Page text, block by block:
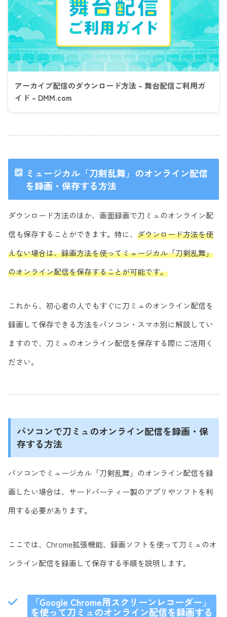
アーカイブ配信のダウンロード方法 – 舞台配信ご利用ガ
イド – DMM.com
ミュージカル「刀剣乱舞」のオンライン配信
を録画・保存する方法
ダウンロード方法のほか、画面録画で刀ミュのオンライン配
信も保存することができます。特に、 ダウンロード方法を使
えない場合は、録画方法を使ってミュージカル「刀剣乱舞」
のオンライン配信を保存することが可能です。
これから、初心者の人でもすぐに刀ミュのオンライン配信を
録画して保存できる方法をパソコン・スマホ別に解説してい
ますので、刀ミュのオンライン配信を保存する際にご活用く
ださい。
パソコンで刀ミュのオンライン配信を録画・保
存する方法
パソコンでミュージカル「刀剣乱舞」のオンライン配信を録
画したい場合は、サードパーティー製のアプリやソフトを利
用する必要があります。
ここでは、Chrome拡張機能、録画ソフトを使って刀ミュのオ
ンライン配信を録画して保存する手順を説明します。
「Google Chrome用スクリーンレコーダー」
を使って刀ミュのオンライン配信を録画する